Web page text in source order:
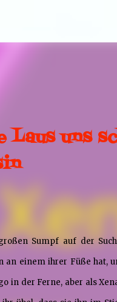
uns
Sumpf auf der
an einem ihrer Füße hat,
in der Ferne, aber als